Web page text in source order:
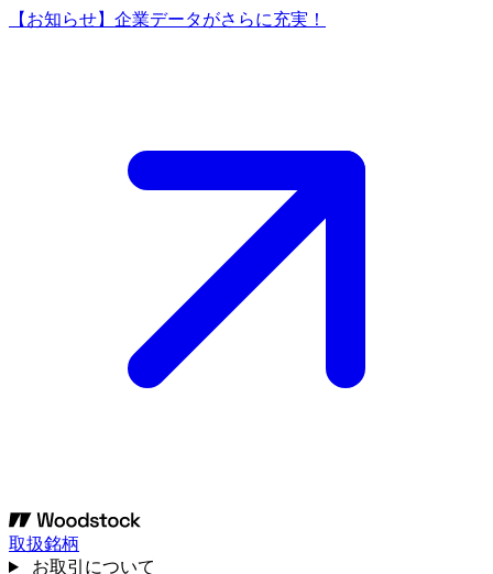
【お知らせ】企業データがさらに充実！
取扱銘柄
お取引について